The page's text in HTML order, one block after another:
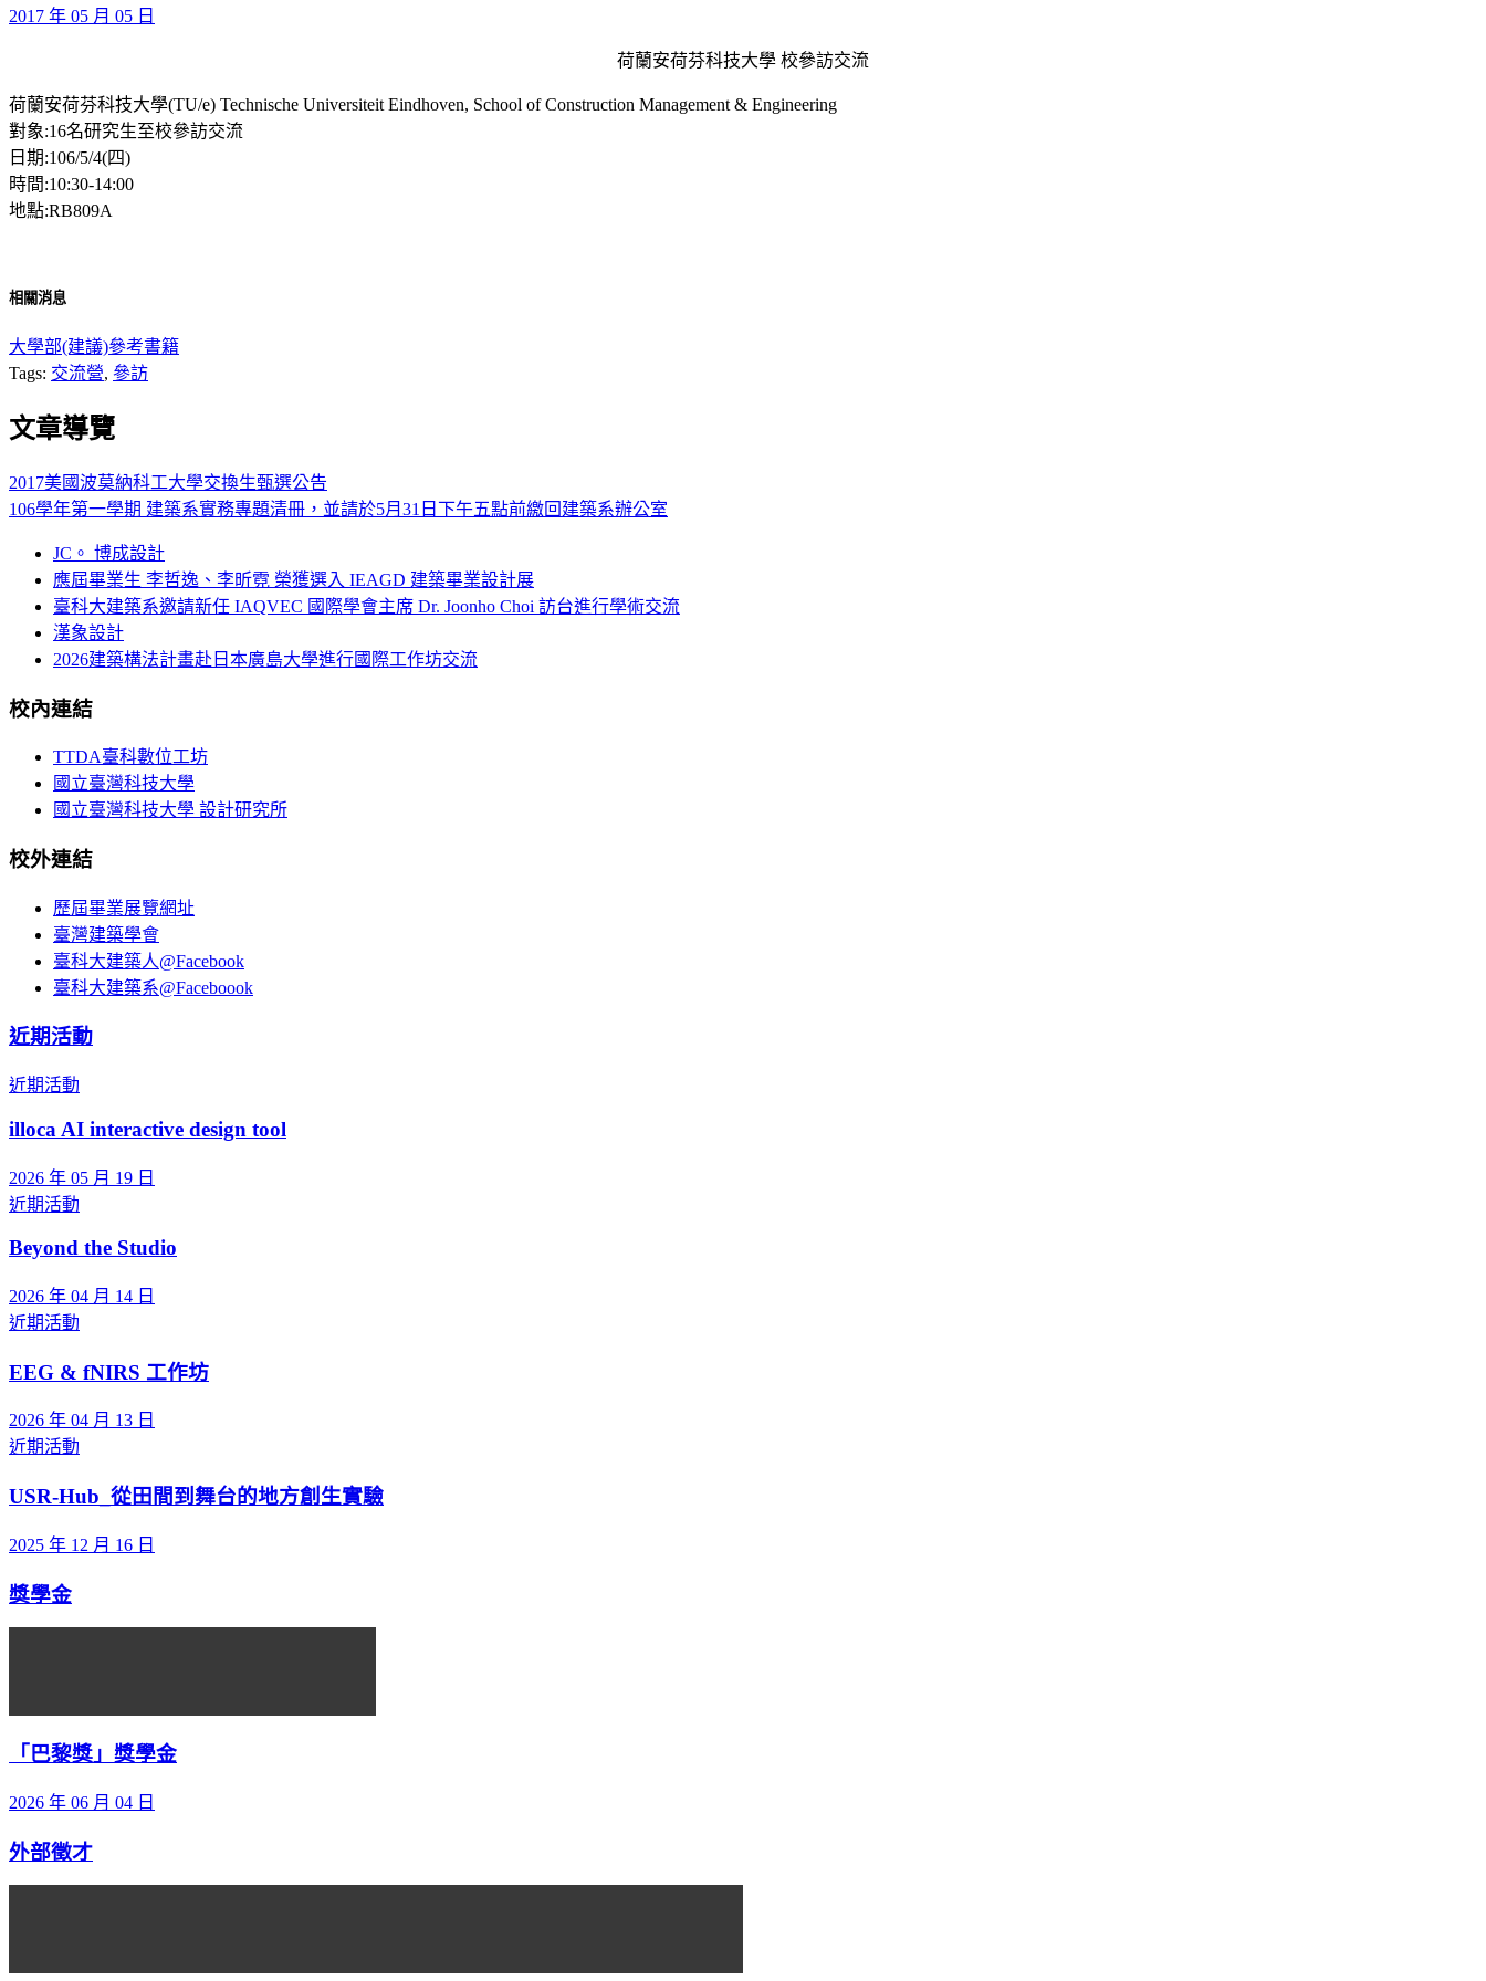
2017 年 05 月 05 日
荷蘭安荷芬科技大學 校參訪交流
荷蘭安荷芬科技大學(TU/e) Technische Universiteit Eindhoven, School of Construction Management & Engineering
對象:16名研究生至校參訪交流
日期:106/5/4(四)
時間:10:30-14:00
地點:RB809A
相關消息
大學部(建議)參考書籍
Tags: 交流營, 參訪
文章導覽
2017美國波莫納科工大學交換生甄選公告
106學年第一學期 建築系實務專題清冊，並請於5月31日下午五點前繳回建築系辦公室
JC。 博成設計
應屆畢業生 李哲逸、李昕霓 榮獲選入 IEAGD 建築畢業設計展
臺科大建築系邀請新任 IAQVEC 國際學會主席 Dr. Joonho Choi 訪台進行學術交流
漢象設計
2026建築構法計畫赴日本廣島大學進行國際工作坊交流
校內連結
TTDA臺科數位工坊
國立臺灣科技大學
國立臺灣科技大學 設計研究所
校外連結
歷屆畢業展覽網址
臺灣建築學會
臺科大建築人@Facebook
臺科大建築系@Faceboook
近期活動
近期活動
illoca AI interactive design tool
2026 年 05 月 19 日
近期活動
Beyond the Studio
2026 年 04 月 14 日
近期活動
EEG & fNIRS 工作坊
2026 年 04 月 13 日
近期活動
USR-Hub_從田間到舞台的地方創生實驗
2025 年 12 月 16 日
獎學金
「巴黎獎」獎學金
2026 年 06 月 04 日
外部徵才